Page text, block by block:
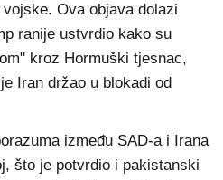
Ova objava dolazi
ranije ustvrdio kako su
kroz Hormuški tjesnac,
Iran držao u blokadi od
između SAD-a i Irana
što je potvrdio i pakistanski